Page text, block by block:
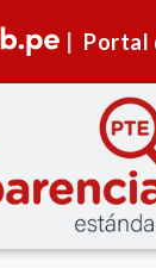
Portal